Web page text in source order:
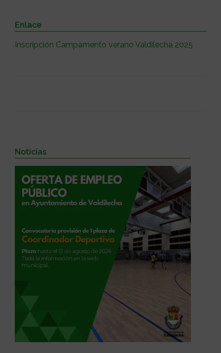
Enlace
Inscripción Campamento verano Valdilecha 2025
Noticias